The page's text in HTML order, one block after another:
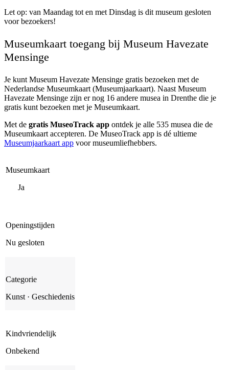
Let op: van Maandag tot en met Dinsdag is dit museum gesloten
voor bezoekers!
Museumkaart toegang bij Museum Havezate
Mensinge
Je kunt Museum Havezate Mensinge gratis bezoeken met de
Nederlandse Museumkaart (Museumjaarkaart). Naast Museum
Havezate Mensinge zijn er nog 16 andere musea in Drenthe die je
gratis kunt bezoeken met je Museumkaart.
Met de gratis MuseoTrack app ontdek je alle 535 musea die de
Museumkaart accepteren. De MuseoTrack app is dé ultieme
Museumjaarkaart app voor museumliefhebbers.
Museumkaart
Ja
Openingstijden
Nu gesloten
Categorie
Kunst · Geschiedenis
Kindvriendelijk
Onbekend